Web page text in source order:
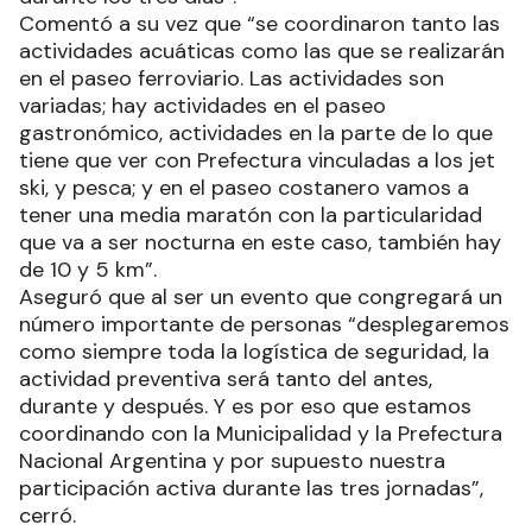
Comentó a su vez que “se coordinaron tanto las
actividades acuáticas como las que se realizarán
en el paseo ferroviario. Las actividades son
variadas; hay actividades en el paseo
gastronómico, actividades en la parte de lo que
tiene que ver con Prefectura vinculadas a los jet
ski, y pesca; y en el paseo costanero vamos a
tener una media maratón con la particularidad
que va a ser nocturna en este caso, también hay
de 10 y 5 km”.
Aseguró que al ser un evento que congregará un
número importante de personas “desplegaremos
como siempre toda la logística de seguridad, la
actividad preventiva será tanto del antes,
durante y después. Y es por eso que estamos
coordinando con la Municipalidad y la Prefectura
Nacional Argentina y por supuesto nuestra
participación activa durante las tres jornadas”,
cerró.